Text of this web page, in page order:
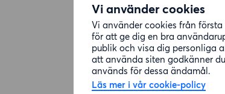
Vi använder cookies
Vi använder cookies från
för att ge dig en bra
publik och visa dig personliga
att använda siten godkänner
används för dessa ändamål.
Läs mer i vår cookie-policy
Affärer